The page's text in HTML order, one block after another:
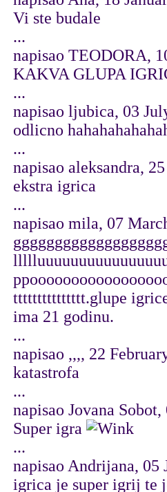
Vi ste budale
...
napisao TEODORA,
KAKVA GLUPA
...
napisao ljubica, 03
odlicno
...
napisao aleksandra,
ekstra igrica
...
napisao mila, 07
ttttttttttttttt.glupe igrice
ima 21 godinu.
...
napisao ,,,, 22
katastrofa
...
napisao Jovana
Super igra
...
napisao Andrijana, 05
igrica je super igrij te